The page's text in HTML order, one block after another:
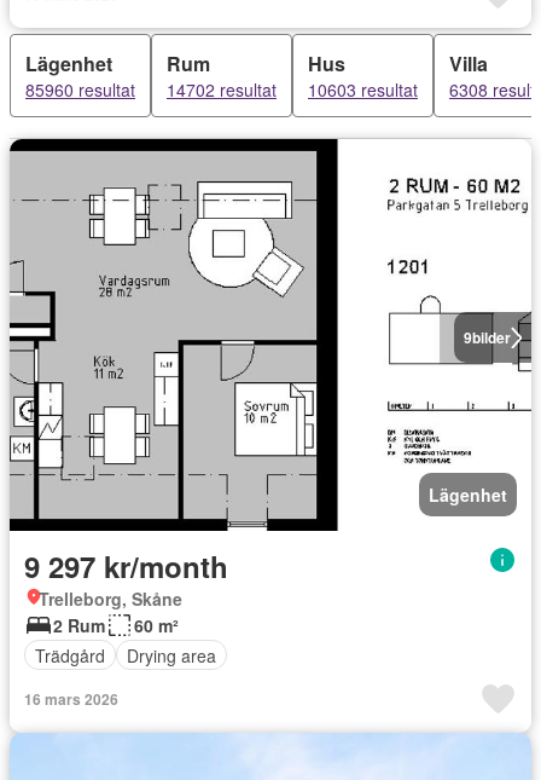
Lägenhet
85960 resultat
Rum
14702 resultat
Hus
10603 resultat
Villa
6308
9bilder
Lägenhet
9 297 kr/month
Trelleborg, Skåne
2 Rum
60 m²
Trädgård
Drying area
16 mars 2026